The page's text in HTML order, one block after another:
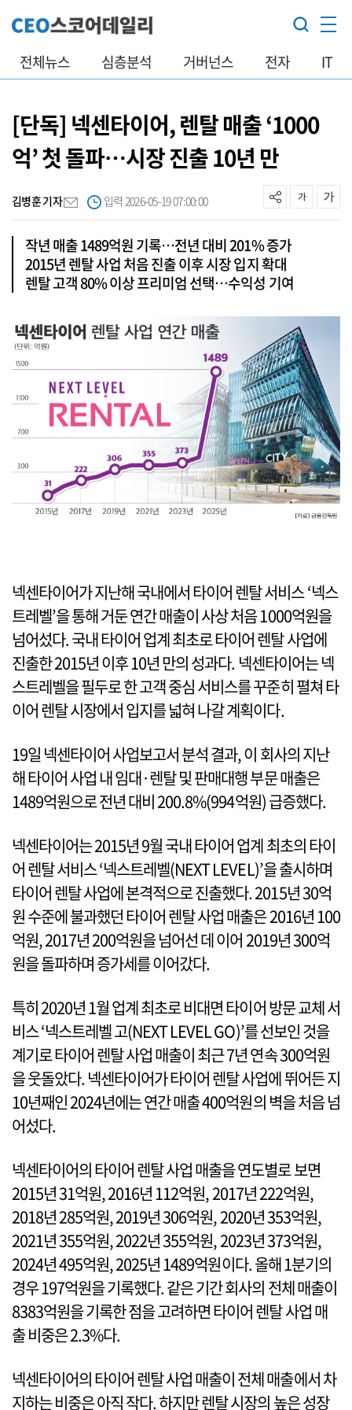
전체뉴스 심층분석 거버넌스 전자 IT
[단독] 넥센타이어, 렌탈 매출 ‘1000
억’ 첫 돌파…시장 진출 10년 만
김병훈 기자 입력 2026-05-19 07:00:00
작년 매출 1489억원 기록…전년 대비 201% 증가
2015년 렌탈 사업 처음 진출 이후 시장 입지 확대
렌탈 고객 80% 이상 프리미엄 선택…수익성 기여
넥센타이어가 지난해 국내에서 타이어 렌탈 서비스 ‘넥스
트레벨’을 통해 거둔 연간 매출이 사상 처음 1000억원을
넘어섰다. 국내 타이어 업계 최초로 타이어 렌탈 사업에
진출한 2015년 이후 10년 만의 성과다. 넥센타이어는 넥
스트레벨을 필두로 한 고객 중심 서비스를 꾸준히 펼쳐 타
이어 렌탈 시장에서 입지를 넓혀 나갈 계획이다.
19일 넥센타이어 사업보고서 분석 결과, 이 회사의 지난
해 타이어 사업 내 임대·렌탈 및 판매대행 부문 매출은
1489억원으로 전년 대비 200.8%(994억원) 급증했다.
넥센타이어는 2015년 9월 국내 타이어 업계 최초의 타이
어 렌탈 서비스 ‘넥스트레벨(NEXT LEVEL)’을 출시하며
타이어 렌탈 사업에 본격적으로 진출했다. 2015년 30억
원 수준에 불과했던 타이어 렌탈 사업 매출은 2016년 100
억원, 2017년 200억원을 넘어선 데 이어 2019년 300억
원을 돌파하며 증가세를 이어갔다.
특히 2020년 1월 업계 최초로 비대면 타이어 방문 교체 서
비스 ‘넥스트레벨 고(NEXT LEVEL GO)’를 선보인 것을
계기로 타이어 렌탈 사업 매출이 최근 7년 연속 300억원
을 웃돌았다. 넥센타이어가 타이어 렌탈 사업에 뛰어든 지
10년째인 2024년에는 연간 매출 400억원의 벽을 처음 넘
어섰다.
넥센타이어의 타이어 렌탈 사업 매출을 연도별로 보면
2015년 31억원, 2016년 112억원, 2017년 222억원,
2018년 285억원, 2019년 306억원, 2020년 353억원,
2021년 355억원, 2022년 355억원, 2023년 373억원,
2024년 495억원, 2025년 1489억원이다. 올해 1분기의
경우 197억원을 기록했다. 같은 기간 회사의 전체 매출이
8383억원을 기록한 점을 고려하면 타이어 렌탈 사업 매
출 비중은 2.3%다.
넥센타이어의 타이어 렌탈 사업 매출이 전체 매출에서 차
지하는 비중은 아직 작다. 하지만 렌탈 시장의 높은 성장